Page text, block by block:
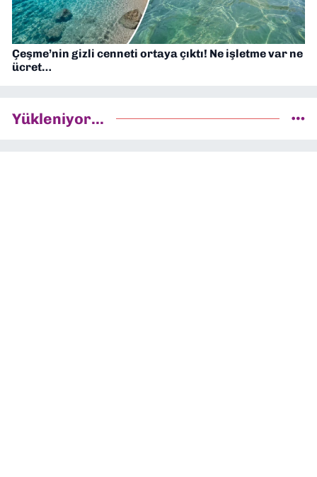
Çeşme’nin gizli cenneti ortaya çıktı! Ne işletme var ne
ücret…
Yükleniyor...